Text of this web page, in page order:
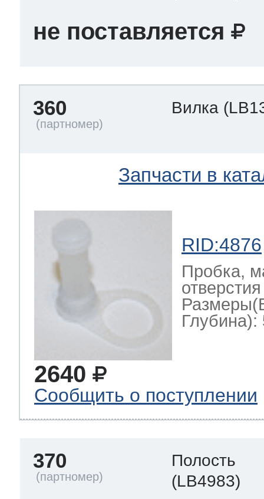
не поставляется
360 Вилка
Запчасти в
RID:4876
Пробка,
Глубина):
2640
Сообщить о поступлении
370
Полость
(LB4983)